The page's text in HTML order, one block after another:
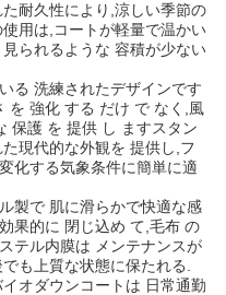
耐久性により,涼しい季節の
用は,コートが軽量で温かい
られるような 容積が少ない
る 洗練されたデザインです
を 強化 する だけ で なく,風
保護 を 提供 し ますスタン
現代的な外観を 提供し,フ
化する気象条件に簡単に適
製で 肌に滑らかで快適な感
果的に 閉じ込め て,毛布 の
テル内膜は メンテナンスが
も上質な状態に保たれる.
オダウンコートは 日常通勤